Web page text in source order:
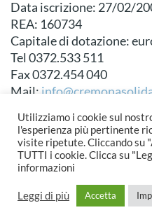
Data iscrizione: 27/02/
REA: 160734
Capitale di dotazione:
Tel 0372.533 511
Fax 0372.454 040
Mail:
© Cremona Solidale - Created
Utilizziamo i cookie sul
l'esperienza più pertinente
visite ripetute. Cliccando su
TUTTI i cookie. Clicca su
informazioni
Leggi di più Accetta